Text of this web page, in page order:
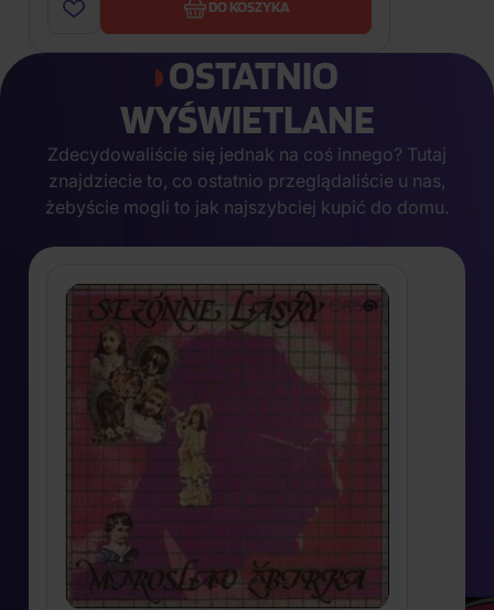
DO KOSZYKA
OSTATNIO
WYŚWIETLANE
Zdecydowaliście się jednak na coś innego? Tutaj
znajdziecie to, co ostatnio przeglądaliście u nas,
żebyście mogli to jak najszybciej kupić do domu.